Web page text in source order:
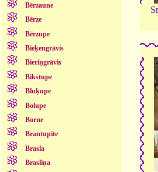
Bērzaune
Bērze
Bērzupe
Bieķengrāvis
Bieriņgrāvis
Bikstupe
Bluķupe
Bolupe
Borne
Brantupīte
Brasla
Brasliņa